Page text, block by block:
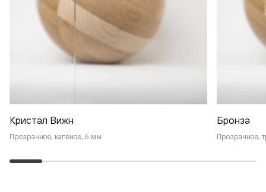
Кристал Вижн
Прозрачное, калёное, 6 мм
Бронза
Прозрачное,